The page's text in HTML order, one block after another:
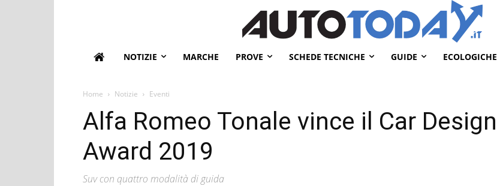
NOTIZIE MARCHE PROVE SCHEDE TECNICHE GUIDE ECOLOGICHE
Home Notizie Eventi
Alfa Romeo Tonale vince il Car Design
Award 2019
Suv con quattro modalità di guida